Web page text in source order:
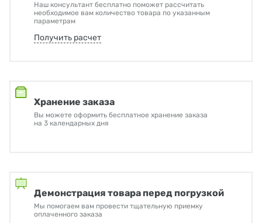
Наш консультант бесплатно поможет рассчитать
необходимое вам количество товара по указанным
параметрам
Получить расчет
Хранение заказа
Вы можете оформить бесплатное хранение заказа
на 3 календарных дня
Демонстрация товара перед погрузкой
Мы помогаем вам провести тщательную приемку
оплаченного заказа